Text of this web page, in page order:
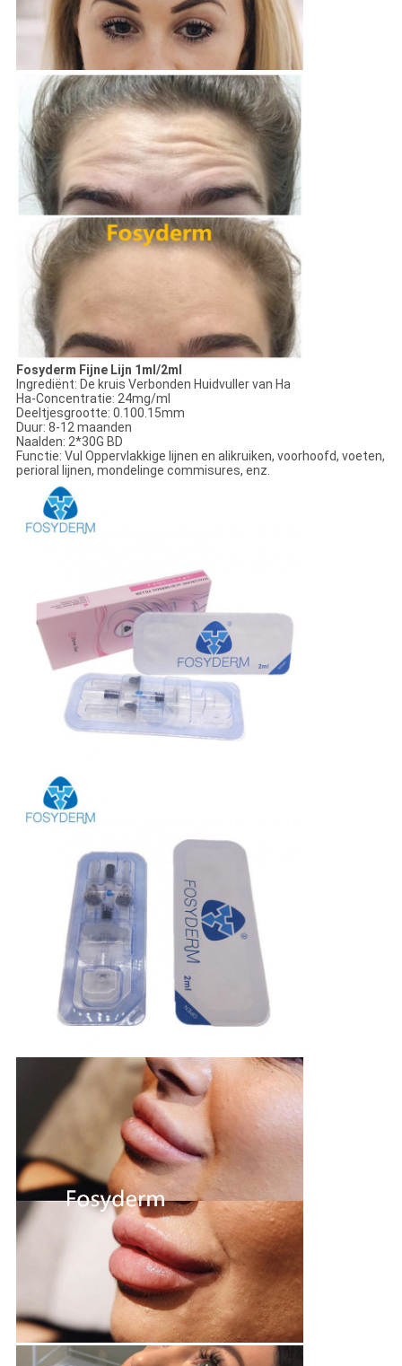
Fosyderm Fijne Lijn 1ml/2ml
Ingrediënt: De kruis Verbonden Huidvuller van Ha
Ha-Concentratie: 24mg/ml
Deeltjesgrootte: 0.100.15mm
Duur: 8-12 maanden
Naalden: 2*30G BD
Functie: Vul Oppervlakkige lijnen en alikruiken, voorhoofd, voeten,
perioral lijnen, mondelinge commisures, enz.